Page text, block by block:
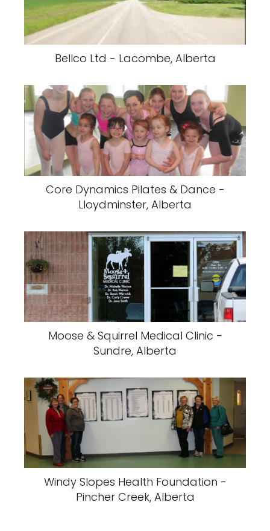
Bellco Ltd - Lacombe, Alberta
Core Dynamics Pilates & Dance -
Lloydminster, Alberta
Moose & Squirrel Medical Clinic -
Sundre, Alberta
Windy Slopes Health Foundation -
Pincher Creek, Alberta